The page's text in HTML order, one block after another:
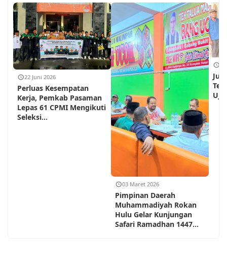
22 Juni 2026
Perluas Kesempatan
Kerja, Pemkab Pasaman
Lepas 61 CPMI Mengikuti
Seleksi...
03 Maret 2026
Pimpinan Daerah
Muhammadiyah Rokan
Hulu Gelar Kunjungan
Safari Ramadhan 1447...